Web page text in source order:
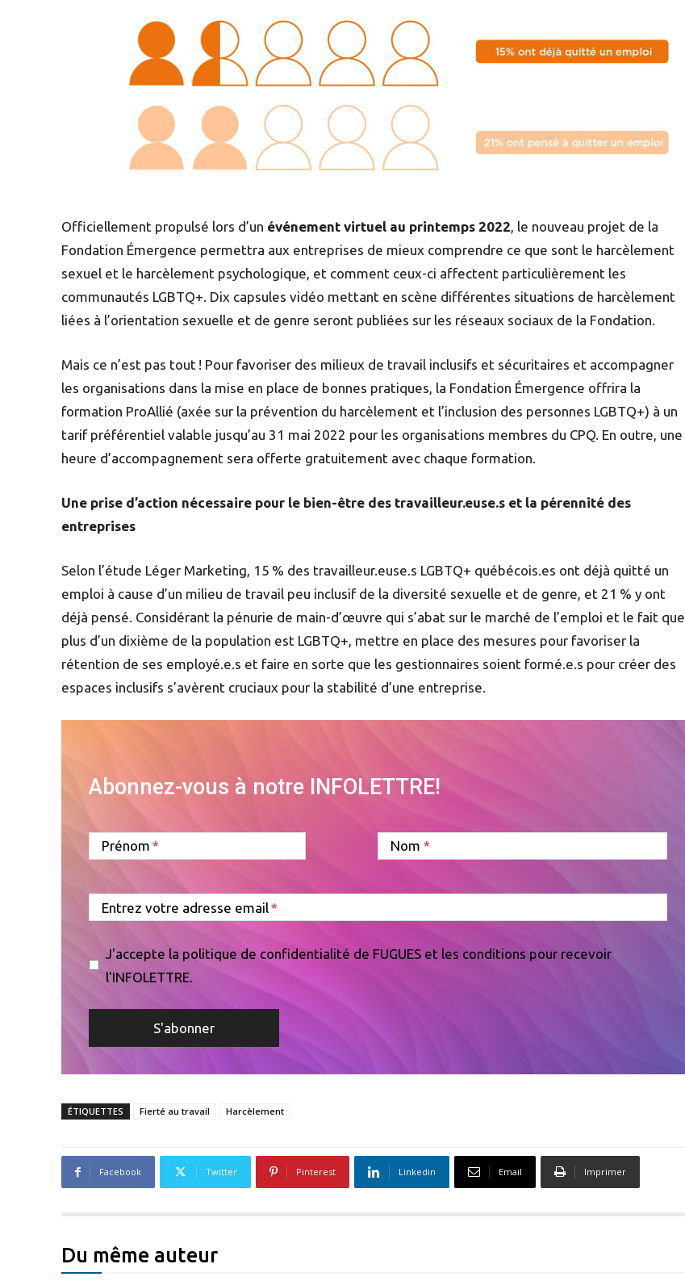
Officiellement propulsé lors d’un événement virtuel au printemps 2022, le nouveau projet de la
Fondation Émergence permettra aux entreprises de mieux comprendre ce que sont le harcèlement
sexuel et le harcèlement psychologique, et comment ceux-ci affectent particulièrement les
communautés LGBTQ+. Dix capsules vidéo mettant en scène différentes situations de harcèlement
liées à l’orientation sexuelle et de genre seront publiées sur les réseaux sociaux de la Fondation.
Mais ce n’est pas tout ! Pour favoriser des milieux de travail inclusifs et sécuritaires et accompagner
les organisations dans la mise en place de bonnes pratiques, la Fondation Émergence offrira la
formation ProAllié (axée sur la prévention du harcèlement et l’inclusion des personnes LGBTQ+) à un
tarif préférentiel valable jusqu’au 31 mai 2022 pour les organisations membres du CPQ. En outre, une
heure d’accompagnement sera offerte gratuitement avec chaque formation.
Une prise d’action nécessaire pour le bien-être des travailleur.euse.s et la pérennité des
entreprises
Selon l’étude Léger Marketing, 15 % des travailleur.euse.s LGBTQ+ québécois.es ont déjà quitté un
emploi à cause d’un milieu de travail peu inclusif de la diversité sexuelle et de genre, et 21 % y ont
déjà pensé. Considérant la pénurie de main-d’œuvre qui s’abat sur le marché de l’emploi et le fait que
plus d’un dixième de la population est LGBTQ+, mettre en place des mesures pour favoriser la
rétention de ses employé.e.s et faire en sorte que les gestionnaires soient formé.e.s pour créer des
espaces inclusifs s’avèrent cruciaux pour la stabilité d’une entreprise.
Abonnez-vous à notre INFOLETTRE!
Prénom Nom
Entrez votre adresse email
J'accepte la politique de confidentialité de FUGUES et les conditions pour recevoir
l'INFOLETTRE.
ÉTIQUETTES Fierté au travail Harcèlement
Facebook Twitter Pinterest Linkedin Email Imprimer
Du même auteur